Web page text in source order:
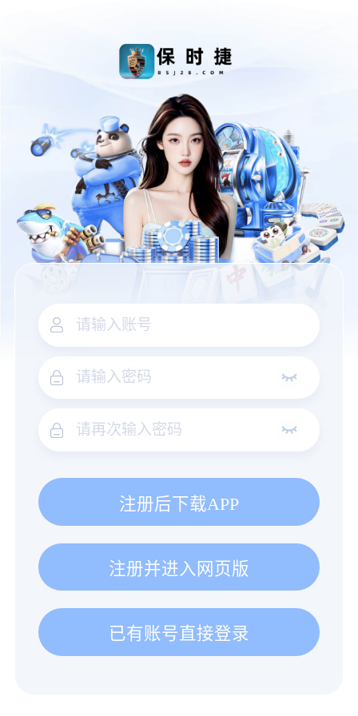
注册后下载APP
注册并进入网页版
已有账号直接登录